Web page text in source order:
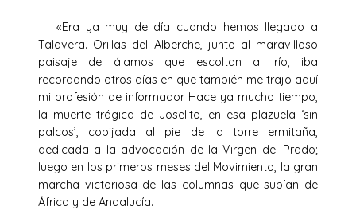
«Era ya muy de día cuando hemos llegado a
Talavera. Orillas del Alberche, junto al maravilloso
paisaje de álamos que escoltan al río, iba
recordando otros días en que también me trajo aquí
mi profesión de informador. Hace ya mucho tiempo,
la muerte trágica de Joselito, en esa plazuela ‘sin
palcos’, cobijada al pie de la torre ermitaña,
dedicada a la advocación de la Virgen del Prado;
luego en los primeros meses del Movimiento, la gran
marcha victoriosa de las columnas que subían de
África y de Andalucía.